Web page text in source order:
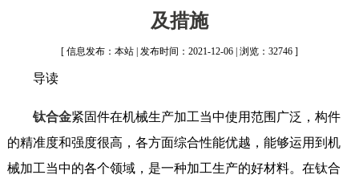
及措施
[ 信息发布：本站 | 发布时间：2021-12-06 | 浏览：32746 ]
导读
钛合金紧固件在机械生产加工当中使用范围广泛，构件
的精准度和强度很高，各方面综合性能优越，能够运用到机
械加工当中的各个领域，是一种加工生产的好材料。在钛合